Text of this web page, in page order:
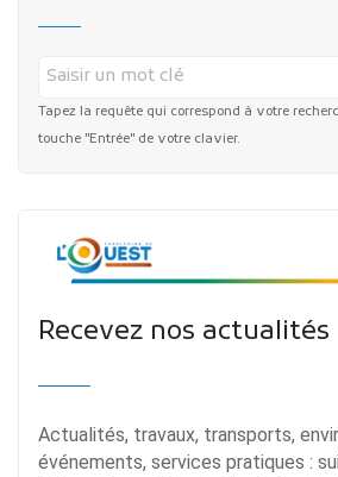
Tapez la requête qui correspond à votre
touche "Entrée" de votre clavier.
Recevez nos actualités
Actualités, travaux, transports,
événements, services pratiques :